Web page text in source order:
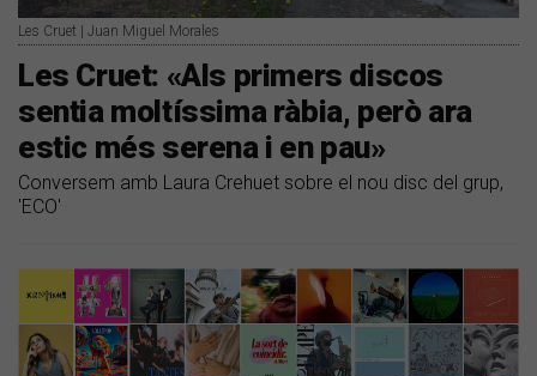
Les Cruet | Juan Miguel Morales
Les Cruet: «Als primers discos
sentia moltíssima ràbia, però ara
estic més serena i en pau»
Conversem amb Laura Crehuet sobre el nou disc del grup,
'ECO'